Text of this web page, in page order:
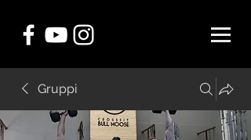
Gruppi